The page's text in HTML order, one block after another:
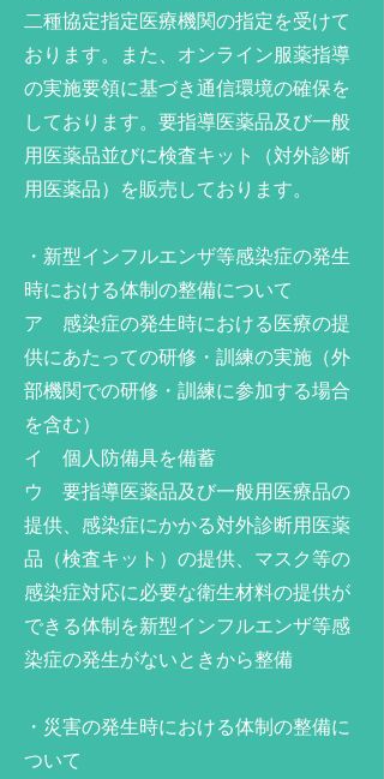
二種協定指定医療機関の指定を受けて
おります。また、オンライン服薬指導
の実施要領に基づき通信環境の確保を
しております。要指導医薬品及び一般
用医薬品並びに検査キット（対外診断
用医薬品）を販売しております。
・新型インフルエンザ等感染症の発生
時における体制の整備について
ア 感染症の発生時における医療の提
供にあたっての研修・訓練の実施（外
部機関での研修・訓練に参加する場合
を含む）
イ 個人防備具を備蓄
ウ 要指導医薬品及び一般用医療品の
提供、感染症にかかる対外診断用医薬
品（検査キット）の提供、マスク等の
感染症対応に必要な衛生材料の提供が
できる体制を新型インフルエンザ等感
染症の発生がないときから整備
・災害の発生時における体制の整備に
ついて